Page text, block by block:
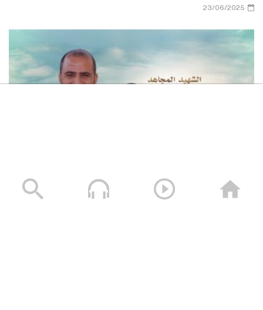
23/06/2025
لكم الخلود – الشهيد محمد طه الجنيد (أبو طه)